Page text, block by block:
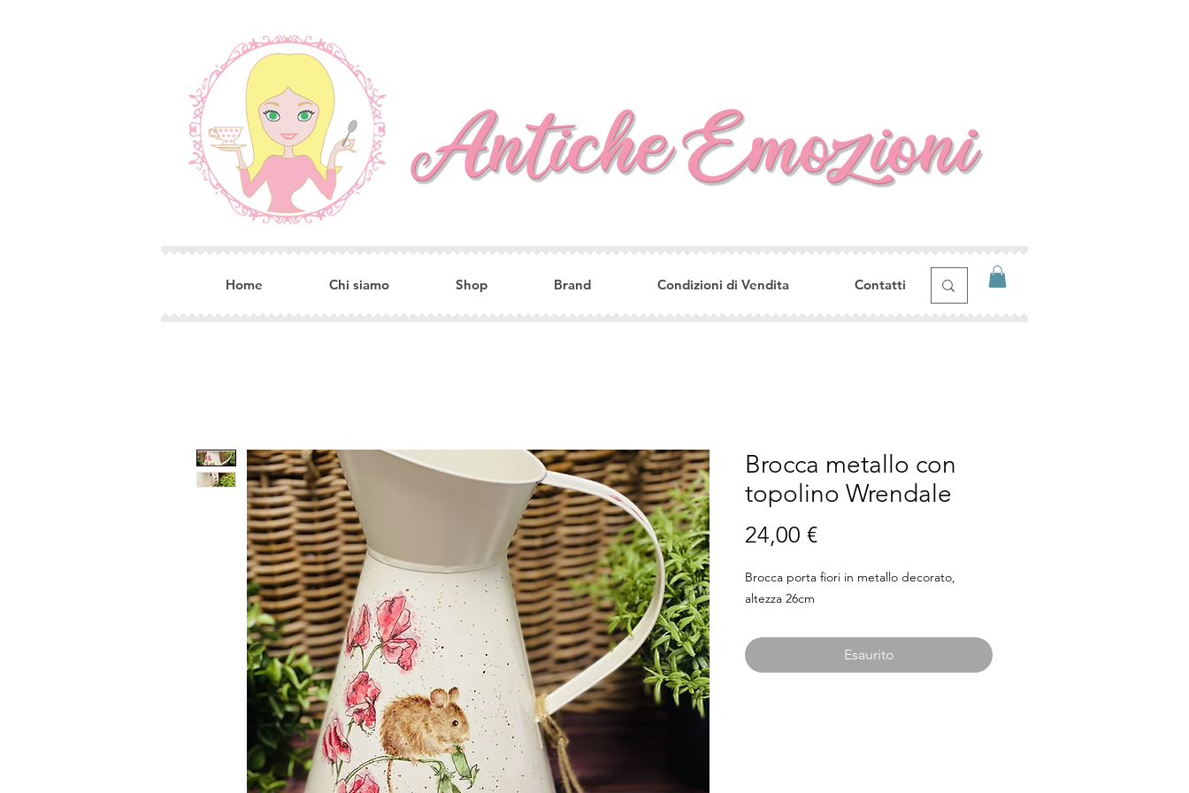
Home Chi siamo Shop Brand Condizioni di Vendita Contatti
Brocca metallo con
topolino Wrendale
24,00 €Prezzo
Brocca porta fiori in metallo decorato,
altezza 26cm
Esaurito